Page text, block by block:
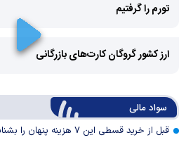
تورم را گرفتیم
ارز کشور گروگان کارت‌های بازرگانی
سواد مالی
قبل از خرید قسطی این ۷ هزینه پنهان را بشناسید